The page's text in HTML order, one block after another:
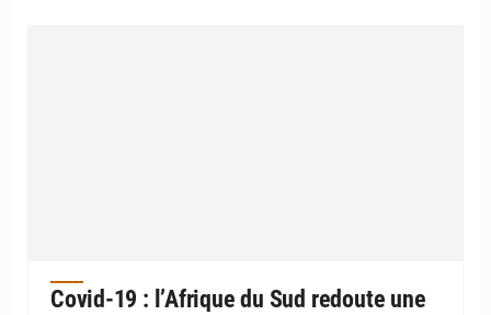
Covid-19 : l’Afrique du Sud redoute une